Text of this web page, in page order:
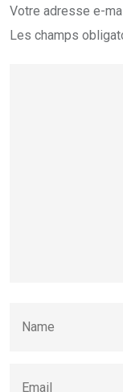
Votre adresse e-
Les champs